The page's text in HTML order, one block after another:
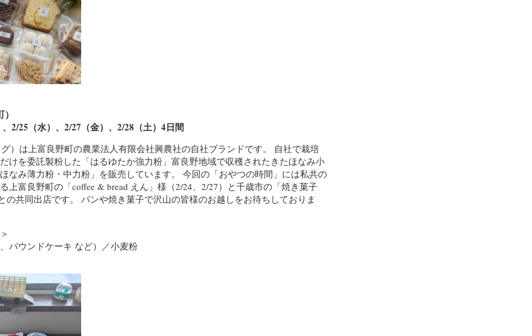
2/25（水）、2/27（金）、2/28（土）4日間
）は上富良野町の農業法人有限会社興農社の自社ブランドです。 自社で栽培
けを委託製粉した「はるゆたか強力粉」富良野地域で収穫されたきたほなみ小
なみ薄力粉・中力粉」を販売しています。 今回の「おやつの時間」には私共の
上富良野町の「coffee & bread えん」様（2/24、2/27）と千歳市の「焼き菓子
の共同出店です。 パンや焼き菓子で沢山の皆様のお越しをお待ちしておりま
パウンドケーキ など）／小麦粉